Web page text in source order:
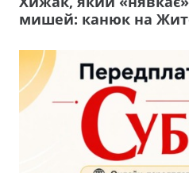
мишей: канюк на